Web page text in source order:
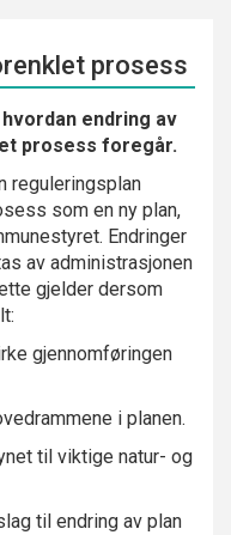
prosess
endring av
prosess foregår.
reguleringsplan
som en ny plan,
Endringer
av administrasjonen
gjelder dersom
gjennomføringen
i planen.
til viktige natur- og
til endring av plan